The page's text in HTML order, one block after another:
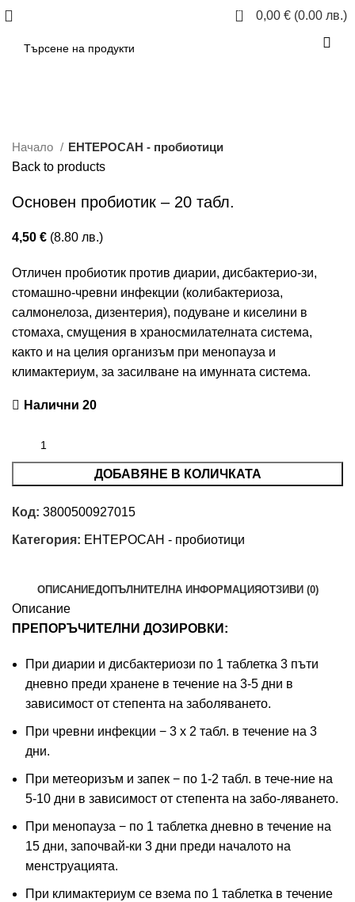
0 0,00 € (0.00 лв.)
Начало
ЕНТЕРОСАН - пробиотици
Back to products
Основен пробиотик – 20 табл.
4,50 € (8.80 лв.)
Отличен пробиотик против диарии, дисбактерио-зи,
стомашно-чревни инфекции (колибактериоза,
салмонелоза, дизентерия), подуване и киселини в
стомаха, смущения в храносмилателната система,
както и на целия организъм при менопауза и
климактериум, за засилване на имунната система.
Налични 20
ДОБАВЯНЕ В КОЛИЧКАТА
Код: 3800500927015
Категория: ЕНТЕРОСАН - пробиотици
ОПИСАНИЕДОПЪЛНИТЕЛНА ИНФОРМАЦИЯОТЗИВИ (0)
Описание
ПРЕПОРЪЧИТЕЛНИ ДОЗИРОВКИ:
При диарии и дисбактериози по 1 таблетка 3 пъти
дневно преди хранене в течение на 3-5 дни в
зависимост от степента на заболяването.
При чревни инфекции − 3 х 2 табл. в течение на 3
дни.
При метеоризъм и запек − по 1-2 табл. в тече-ние на
5-10 дни в зависимост от степента на забо-ляването.
При менопауза − по 1 таблетка дневно в течение на
15 дни, започвай-ки 3 дни преди началото на
менструацията.
При климактериум се взема по 1 таблетка в течение